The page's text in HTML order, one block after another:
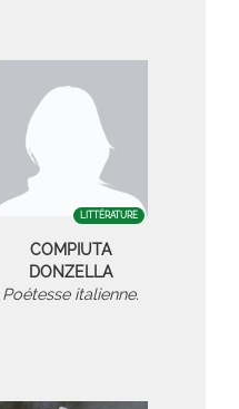
LITTÉRATURE
COMPIUTA
DONZELLA
Poétesse italienne.